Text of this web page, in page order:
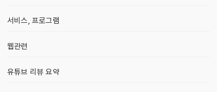
서비스, 프로그램
웹관련
유튜브 리뷰 요약